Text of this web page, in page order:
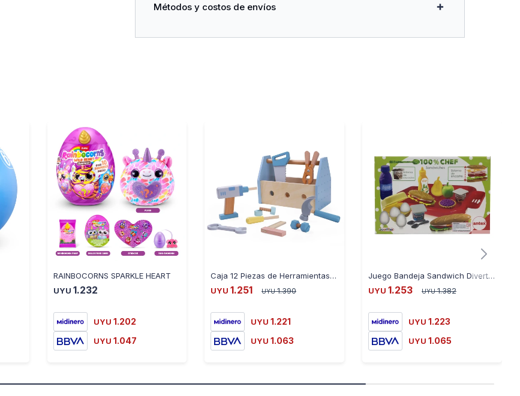
Métodos y costos de envíos
RAINBOCORNS SPARKLE HEART
UYU 1.232
UYU 1.202
UYU 1.047
Caja 12 Piezas de Herramientas Wooder 1186 de Madera
UYU 1.251 UYU 1.390
UYU 1.221
UYU 1.063
Juego Bandeja Sandwich Divertido Sistema de Encastre
UYU 1.253 UYU 1.382
UYU 1.223
UYU 1.065